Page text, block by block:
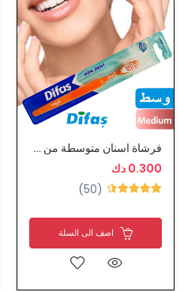
فرشاة اسنان متوسطة من ديفاس
0.300 دك
(50)
اضف الى السلة